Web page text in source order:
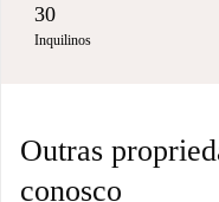
30
Inquilinos
Outras
conosco